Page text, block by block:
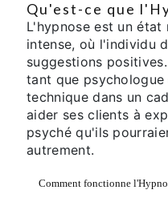
Qu'est-ce que
L'hypnose est un
intense, où l'individu
suggestions
tant que
technique dans un
aider ses clients à
psyché qu'ils
autrement.
Comment fonctionne